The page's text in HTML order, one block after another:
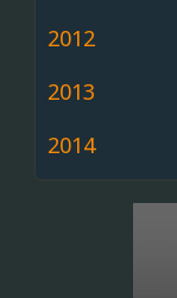
2012
2013
2014